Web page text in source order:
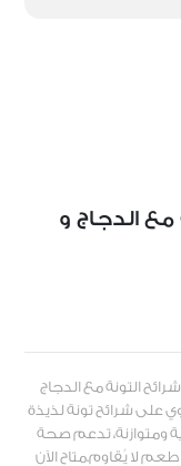
مع الدجاج و
85 جرامالنكهة: شرائح التونة مع الدجاج
على شرائح تونة لذيذة
ومتوازنة، تدعم صحة
لا يُقاوم.متاح الآن